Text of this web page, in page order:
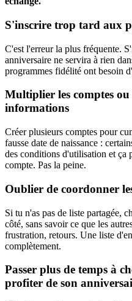
S'inscrire trop tard aux
C'est l'erreur la plus fréquente.
anniversaire ne servira à rien
programmes fidélité ont besoin
Multiplier les comptes
informations
Créer plusieurs comptes pour
fausse date de naissance :
des conditions d'utilisation et ça
compte. Pas la peine.
Oublier de coordonner
Si tu n'as pas de liste partagée,
côté, sans savoir ce que les
frustration, retours. Une liste
complètement.
Passer plus de temps à
profiter de son